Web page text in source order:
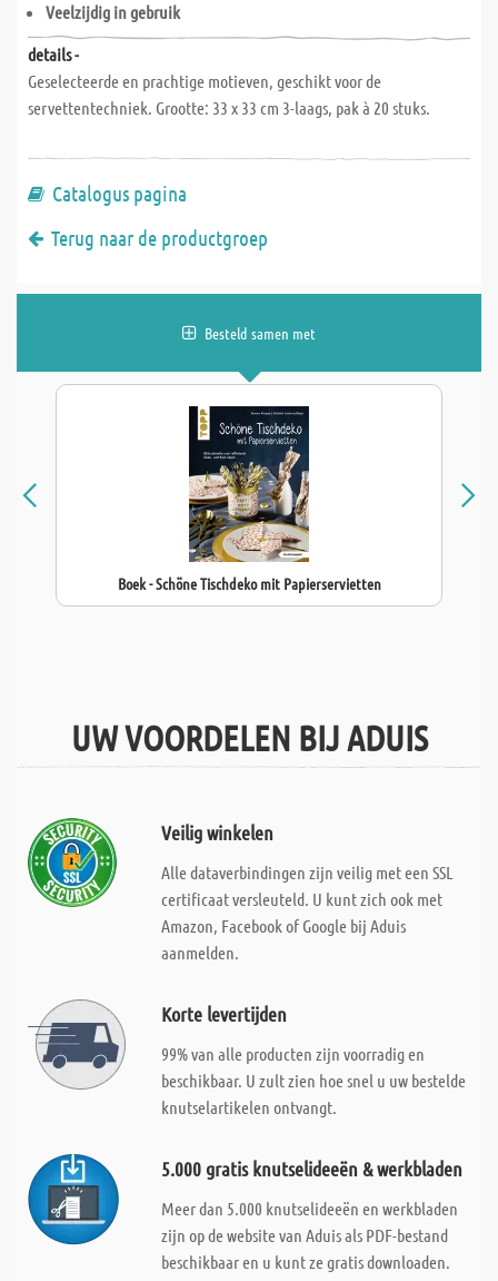
Veelzijdig in gebruik
details -
Geselecteerde en prachtige motieven, geschikt voor de
servettentechniek. Grootte: 33 x 33 cm 3-laags, pak à 20 stuks.
Catalogus pagina
Terug naar de productgroep
Besteld samen met
Boek - Schöne Tischdeko mit Papierservietten
UW VOORDELEN BIJ ADUIS
Veilig winkelen
Alle dataverbindingen zijn veilig met een SSL
certificaat versleuteld. U kunt zich ook met
Amazon, Facebook of Google bij Aduis
aanmelden.
Korte levertijden
99% van alle producten zijn voorradig en
beschikbaar. U zult zien hoe snel u uw bestelde
knutselartikelen ontvangt.
5.000 gratis knutselideeën & werkbladen
Meer dan 5.000 knutselideeën en werkbladen
zijn op de website van Aduis als PDF-bestand
beschikbaar en u kunt ze gratis downloaden.